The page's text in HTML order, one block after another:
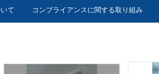
て コンプライアンスに関する取り組み